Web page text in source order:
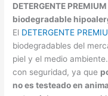
DETERGENTE
biodegradable
El DETERGENTE
biodegradables del
piel y el medio
con seguridad, ya que
no es testeado en